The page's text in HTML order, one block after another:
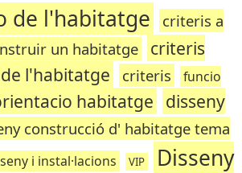
de l'habitatge
criteris a
un habitatge
criteris
l'habitatge
criteris
funcio
habitatge disseny
construcció d' habitatge tema
i instal·lacions VIP
Disseny